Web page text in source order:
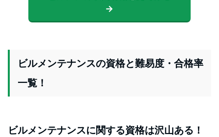
→
ビルメンテナンスの資格と難易度・合格率
一覧！
ビルメンテナンスに関する資格は沢山ある！